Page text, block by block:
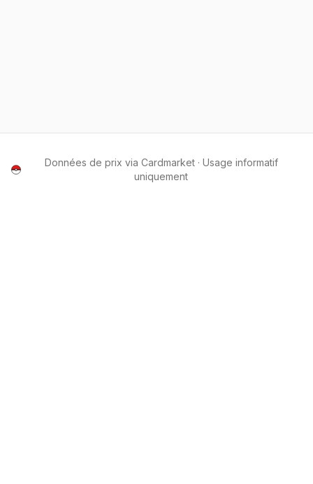
Données de prix via Cardmarket · Usage informatif
uniquement